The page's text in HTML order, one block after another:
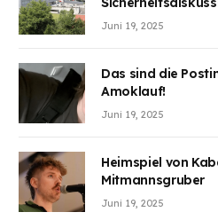
Juni 19, 2025
Das sind die
Amoklauf!
Juni 19, 2025
Heimspiel von
Mitmannsgruber
Juni 19, 2025